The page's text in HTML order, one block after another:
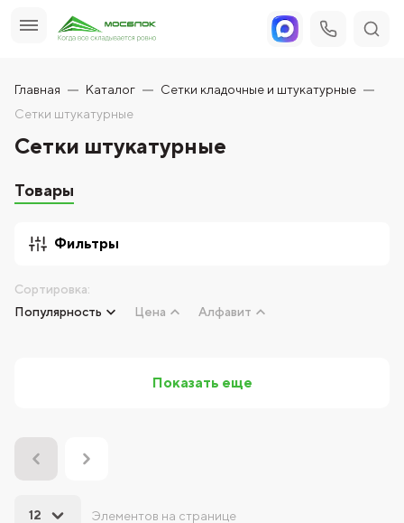
Главная Каталог
Сетки кладочные и штукатурные
Сетки штукатурные
Сетки штукатурные
Товары
Фильтры
Сортировка:
Популярность
Цена Алфавит
Показать еще
Элементов на странице
12